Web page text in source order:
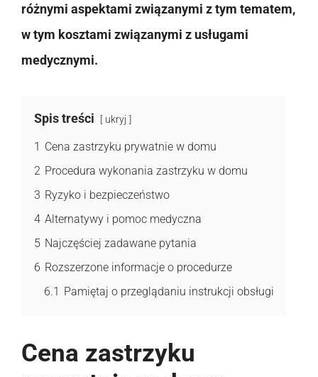
różnymi aspektami związanymi z tym tematem,
w tym kosztami związanymi z usługami
medycznymi.
Spis treści ukryj
1 Cena zastrzyku prywatnie w domu
2 Procedura wykonania zastrzyku w domu
3 Ryzyko i bezpieczeństwo
4 Alternatywy i pomoc medyczna
5 Najczęściej zadawane pytania
6 Rozszerzone informacje o procedurze
6.1 Pamiętaj o przeglądaniu instrukcji obsługi
Cena zastrzyku